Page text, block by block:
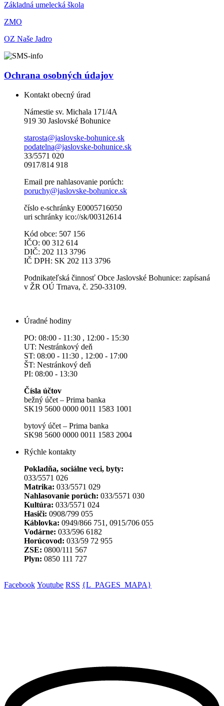
Základná umelecká škola
ZMO
OZ Naše Jadro
Ochrana osobných údajov
Kontakt obecný úrad
Námestie sv. Michala 171/4A
919 30 Jaslovské Bohunice
starosta@jaslovske-bohunice.sk
podatelna@jaslovske-bohunice.sk
33/5571 020
0917/814 918
Email pre nahlasovanie porúch:
poruchy@jaslovske-bohunice.sk
číslo e-schránky E0005716050
uri schránky ico://sk/00312614
Kód obce: 507 156
IČO: 00 312 614
DIČ: 202 113 3796
IČ DPH: SK 202 113 3796
Podnikateľská činnosť Obce Jaslovské Bohunice: zapísaná
v ŽR OÚ Trnava, č. 250-33109.
Úradné hodiny
PO: 08:00 - 11:30 , 12:00 - 15:30
UT: Nestránkový deň
ST: 08:00 - 11:30 , 12:00 - 17:00
ŠT: Nestránkový deň
PI: 08:00 - 13:30
Čísla účtov
bežný účet – Prima banka
SK19 5600 0000 0011 1583 1001
bytový účet – Prima banka
SK98 5600 0000 0011 1583 2004
Rýchle kontakty
Pokladňa, sociálne veci, byty:
033/5571 026
Matrika: 033/5571 029
Nahlasovanie porúch: 033/5571 030
Kultúra: 033/5571 024
Hasiči: 0908/799 055
Káblovka: 0949/866 751, 0915/706 055
Vodárne: 033/596 6182
Horúcovod: 033/59 72 955
ZSE: 0800/111 567
Plyn: 0850 111 727
Facebook Youtube RSS {L_PAGES_MAPA}